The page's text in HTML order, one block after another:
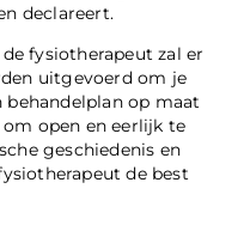
declareert.
fysiotherapeut zal er
uitgevoerd om je
behandelplan op maat
open en eerlijk te
geschiedenis en
de best